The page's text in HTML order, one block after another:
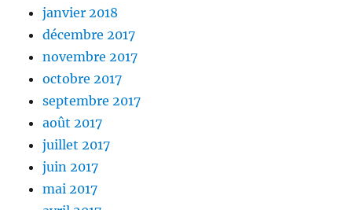
janvier 2018
décembre 2017
novembre 2017
octobre 2017
septembre 2017
août 2017
juillet 2017
juin 2017
mai 2017